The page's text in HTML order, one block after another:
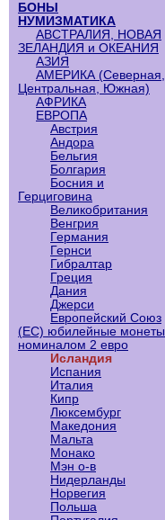
БОНЫ
НУМИЗМАТИКА
АВСТРАЛИЯ, НОВАЯ
ЗЕЛАНДИЯ и ОКЕАНИЯ
АЗИЯ
АМЕРИКА (Северная,
Центральная, Южная)
АФРИКА
ЕВРОПА
Австрия
Андора
Бельгия
Болгария
Босния и
Герциговина
Великобритания
Венгрия
Германия
Гернси
Гибралтар
Греция
Дания
Джерси
Европейский Союз
(ЕС) юбилейные монеты
номиналом 2 евро
Исландия
Испания
Италия
Кипр
Люксембург
Македония
Мальта
Монако
Мэн о-в
Нидерланды
Норвегия
Польша